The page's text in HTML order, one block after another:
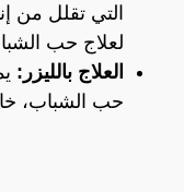
التي تقلل من
لعلاج حب
العلاج بالليزر:
حب الشباب،